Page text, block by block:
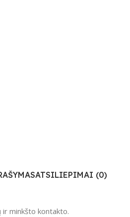
ATSILIEPIMAI (0)
ir minkšto kontakto.